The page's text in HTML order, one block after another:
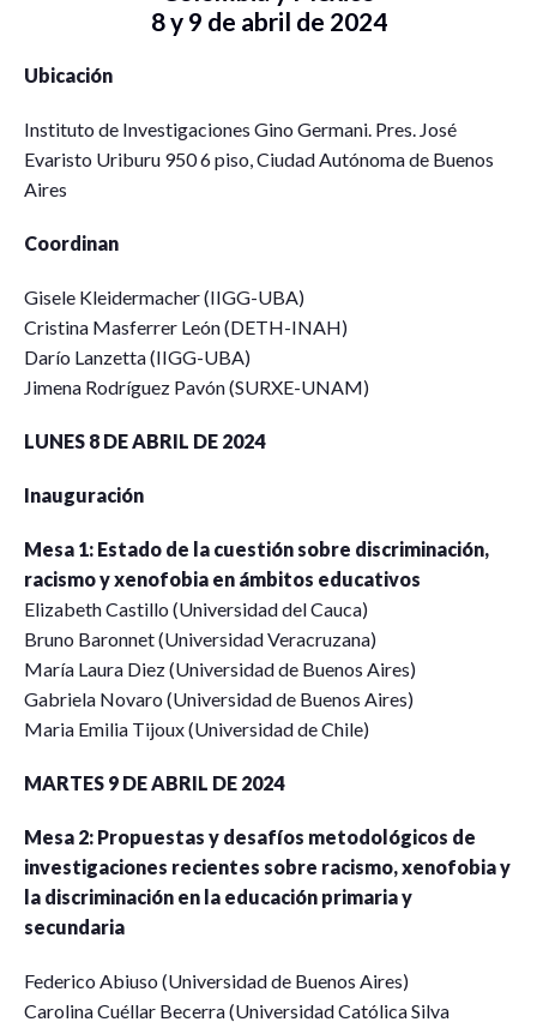
8 y 9 de abril de 2024
Ubicación
Instituto de Investigaciones Gino Germani. Pres. José
Evaristo Uriburu 950 6 piso, Ciudad Autónoma de Buenos
Aires
Coordinan
Gisele Kleidermacher (IIGG-UBA)
Cristina Masferrer León (DETH-INAH)
Darío Lanzetta (IIGG-UBA)
Jimena Rodríguez Pavón (SURXE-UNAM)
LUNES 8 DE ABRIL DE 2024
Inauguración
Mesa 1: Estado de la cuestión sobre discriminación,
racismo y xenofobia en ámbitos educativos
Elizabeth Castillo (Universidad del Cauca)
Bruno Baronnet (Universidad Veracruzana)
María Laura Diez (Universidad de Buenos Aires)
Gabriela Novaro (Universidad de Buenos Aires)
Maria Emilia Tijoux (Universidad de Chile)
MARTES 9 DE ABRIL DE 2024
Mesa 2: Propuestas y desafíos metodológicos de
investigaciones recientes sobre racismo, xenofobia y
la discriminación en la educación primaria y
secundaria
Federico Abiuso (Universidad de Buenos Aires)
Carolina Cuéllar Becerra (Universidad Católica Silva